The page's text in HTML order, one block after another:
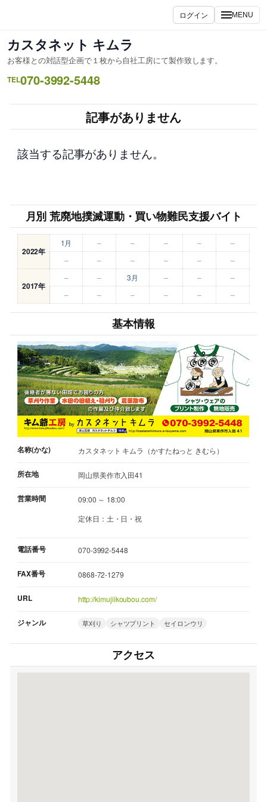
ス
キ
ッ
ログイン MENU
カスタネット キムラ
お客様との対話型企画で１枚から自社工房にて製作致します。
TEL070-3992-5448
記事がありません
該当する記事がありません。
月別 荒廃地撲滅運動・買い物難民支援バイト
2022年
1月 – – – –
–
–
– – – – –
2017年
– – 3月 – –
–
–
– – – – –
基本情報
名称(かな) カスタネット キムラ（かすたねっと きむら）
所在地 岡山県美作市入田41
営業時間
09:00 ～ 18:00
定休日：土・日・祝
電話番号 070-3992-5448
FAX番号 0868-72-1279
URL http://kimujiikoubou.com/
ジャンル 草刈り シャツプリント セイロンウリ
アクセス